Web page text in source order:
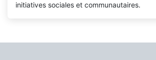
initiatives sociales et communautaires.​